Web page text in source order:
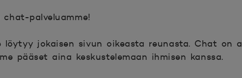
chat-palveluamme!
löytyy jokaisen sivun oikeasta reunasta. Chat on
pääset aina keskustelemaan ihmisen kanssa.